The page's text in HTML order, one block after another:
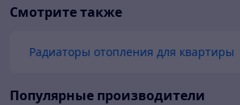
Смотрите также
Радиаторы отопления для квартиры
Популярные производители